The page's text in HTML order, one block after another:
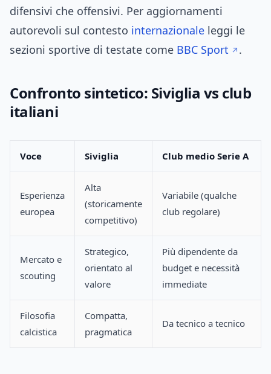
difensivi che offensivi. Per aggiornamenti
autorevoli sul contesto internazionale leggi le
sezioni sportive di testate come BBC Sport .
Confronto sintetico: Siviglia vs club
italiani
Voce Siviglia Club medio Serie A
Esperienza
europea
Alta
(storicamente
competitivo)
Variabile (qualche
club regolare)
Mercato e
scouting
Strategico,
orientato al
valore
Più dipendente da
budget e necessità
immediate
Filosofia
calcistica
Compatta,
pragmatica
Da tecnico a tecnico